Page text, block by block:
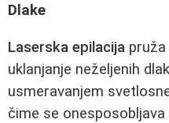
Dlake
Laserska epilacija
uklanjanje neželjenih
usmeravanjem
čime se